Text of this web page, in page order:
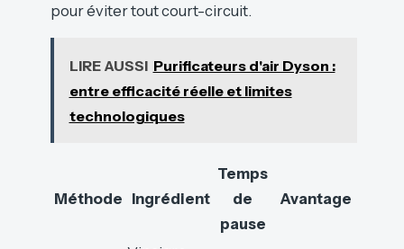
pour éviter tout court-circuit.
LIRE AUSSI Purificateurs d'air Dyson :
entre efficacité réelle et limites
technologiques
Méthode Ingrédient
Temps
de
pause
Avantage